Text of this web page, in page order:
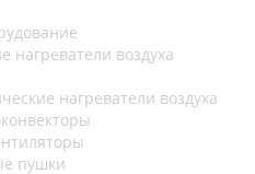
нагреватели воздуха
нагреватели воздуха
пушки